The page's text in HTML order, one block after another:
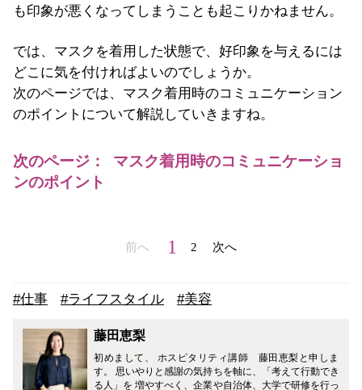
も印象が悪くなってしまうことも起こりかねません。
では、マスクを着用した状態で、好印象を与えるには
どこに気を付ければよいのでしょうか。
次のページでは、マスク着用時のコミュニケーション
のポイントについて解説していきますね。
次のページ： マスク着用時のコミュニケーショ
ンのポイント
前へ 1 2 次へ
#仕事 #ライフスタイル #美容
藤田恵梨
初めまして、 ホスピタリティ講師 藤田恵梨と申しま
す。 思いやりと感謝の気持ちを軸に、「考えて行動でき
る人」を 増やすべく、企業や自治体、大学で研修を行っ